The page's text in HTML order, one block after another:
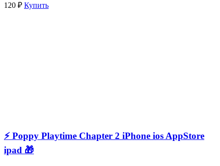
120 ₽ Купить
⚡️ Poppy Playtime Chapter 2 iPhone ios AppStore
ipad 🎁